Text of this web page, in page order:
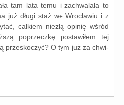
tam lata temu i zachwa­la­ła to
już dłu­gi staż we Wrocławiu i z
cał­kiem nie­złą opi­nię wśród
poprzecz­kę posta­wi­łem tej
prze­sko­czyć? O tym już za chwi­